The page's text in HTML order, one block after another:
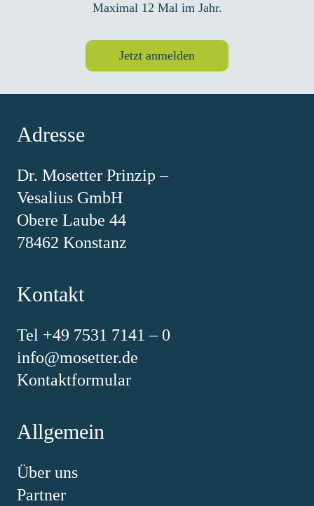
Maximal 12 Mal im Jahr.
Jetzt anmelden
Adresse
Dr. Mosetter Prinzip –
Vesalius GmbH
Obere Laube 44
78462 Konstanz
Kontakt
Tel +49 7531 7141 – 0
info@mosetter.de
Kontaktformular
Allgemein
Über uns
Partner